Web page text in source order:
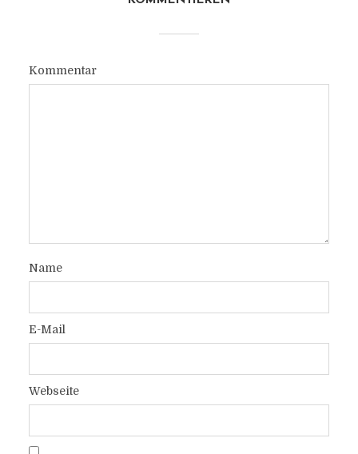
Kommentar
Name
E-Mail
Webseite